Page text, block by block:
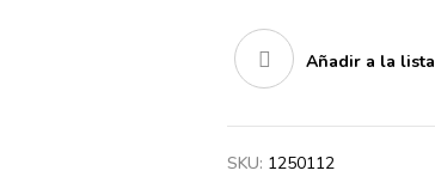
Añadir a la
SKU: 1250112